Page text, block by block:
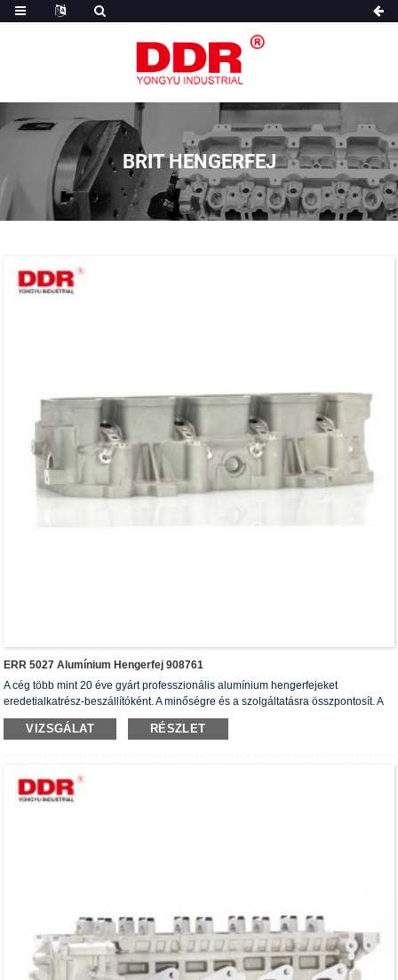
BRIT HENGERFEJ
ERR 5027 Alumínium Hengerfej 908761
A cég több mint 20 éve gyárt professzionális alumínium hengerfejeket
eredetialkatrész-beszállítóként. A minőségre és a szolgáltatásra összpontosít. A
hengerfejek rendelkeznek ISO16949 hitelesítési tanúsítvánnyal, „a nagy tömítésű
hengerfej”, „a hengerfej hosszú élettartama” és további 5 használati mintaoltalmi
VIZSGÁLAT RÉSZLET